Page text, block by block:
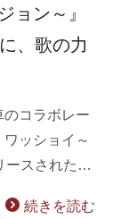
ョン～』
、歌の力
のコラボレー
ッショイ～
ースされた…
続きを読む